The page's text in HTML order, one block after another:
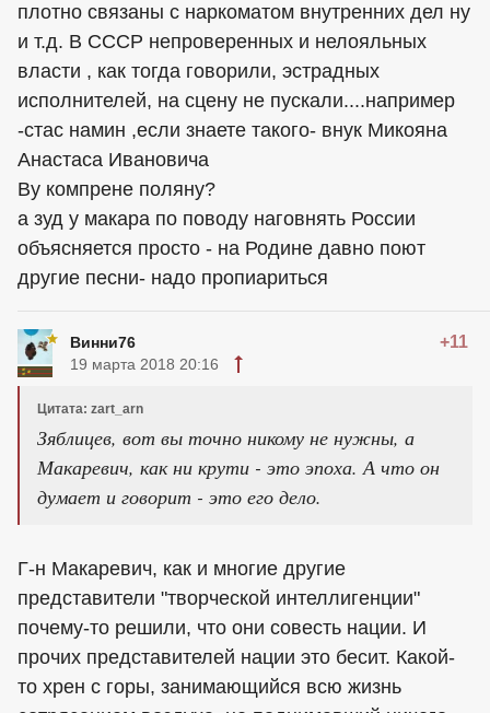
плотно связаны с наркоматом внутренних дел ну
и т.д. В СССР непроверенных и нелояльных
власти , как тогда говорили, эстрадных
исполнителей, на сцену не пускали....например
-стас намин ,если знаете такого- внук Микояна
Анастаса Ивановича
Ву компрене поляну?
а зуд у макара по поводу наговнять России
объясняется просто - на Родине давно поют
другие песни- надо пропиариться
Винни76 +11
19 марта 2018 20:16
Цитата: zart_arn
Зяблицев, вот вы точно никому не нужны, а
Макаревич, как ни крути - это эпоха. А что он
думает и говорит - это его дело.
Г-н Макаревич, как и многие другие
представители "творческой интеллигенции"
почему-то решили, что они совесть нации. И
прочих представителей нации это бесит. Какой-
то хрен с горы, занимающийся всю жизнь